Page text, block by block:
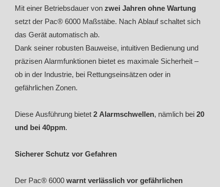
Mit einer Betriebsdauer von zwei Jahren ohne Wartung
setzt der Pac® 6000 Maßstäbe. Nach Ablauf schaltet sich
das Gerät automatisch ab.
Dank seiner robusten Bauweise, intuitiven Bedienung und
präzisen Alarmfunktionen bietet es maximale Sicherheit –
ob in der Industrie, bei Rettungseinsätzen oder in
gefährlichen Zonen.
Diese Ausführung bietet 2 Alarmschwellen, nämlich bei 20
und bei 40ppm.
Sicherer Schutz vor Gefahren
Der Pac® 6000 warnt verlässlich vor gefährlichen